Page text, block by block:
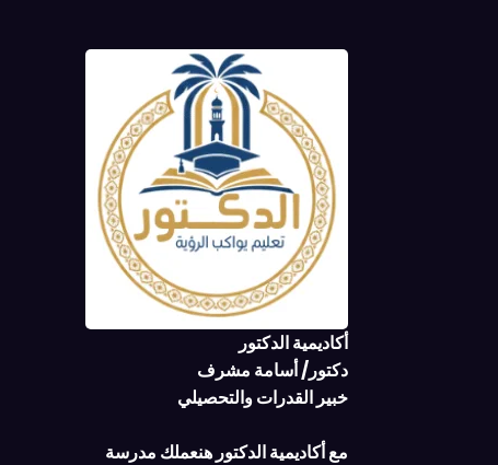
أكاديمية الدكتور
دكتور/ أسامة مشرف
خبير القدرات والتحصيلي
مع أكاديمية الدكتور هنعملك مدرسة